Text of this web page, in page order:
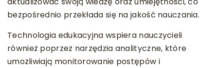
bezpośrednio przekłada się na jakość nauczania.
Technologia edukacyjna wspiera nauczycieli
również poprzez narzędzia analityczne, które
umożliwiają monitorowanie postępów i